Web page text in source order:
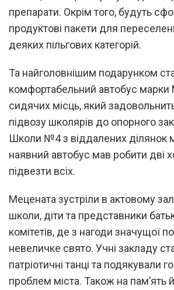
препарати. Окрім того, будуть
продуктові пакети для
деяких пільгових категорій.
Та найголовнішим подарунком
комфортабельний автобус марки
сидячих місць, який
підвозу школярів до опорного
Школи №4 з віддалених ділянок
наявний автобус мав робити дві
підвезти всіх.
Мецената зустріли в актовому
школи, діти та представники
комітетів, де з нагоди значущої
невеличке свято. Учні закладу
патріотичні танці та подякували
проблем міста. Також на пам’ять